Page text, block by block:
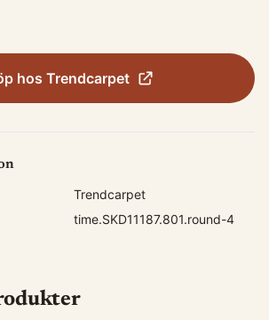
hos Trendcarpet
Trendcarpet
time.SKD11187.801.round-4